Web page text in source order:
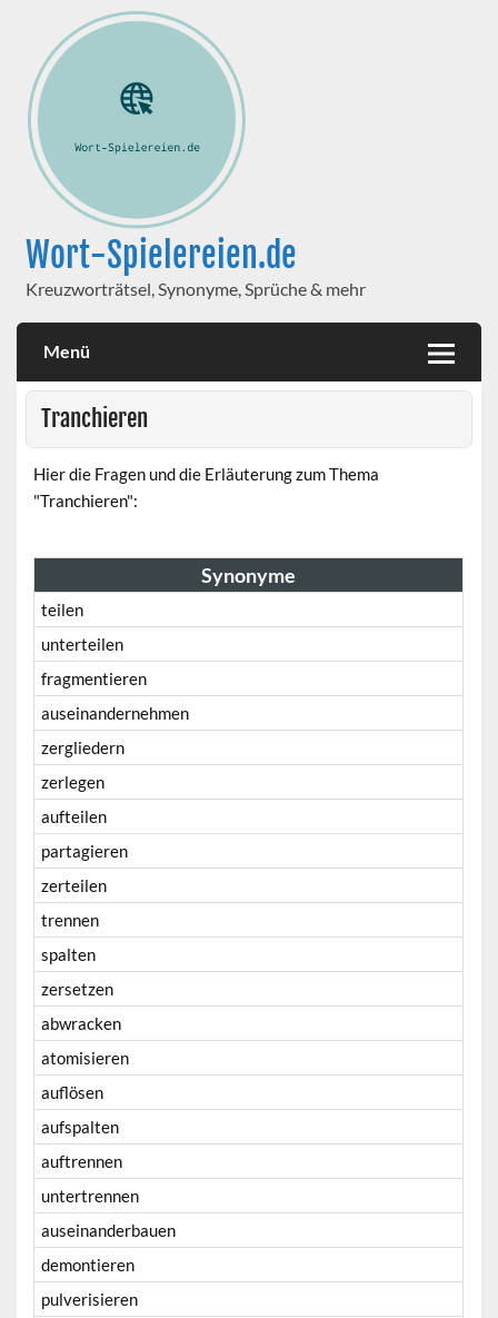
Wort-Spielereien.de
Kreuzworträtsel, Synonyme, Sprüche & mehr
Menü
Tranchieren
Hier die Fragen und die Erläuterung zum Thema
"Tranchieren":
Synonyme
teilen
unterteilen
fragmentieren
auseinandernehmen
zergliedern
zerlegen
aufteilen
partagieren
zerteilen
trennen
spalten
zersetzen
abwracken
atomisieren
auflösen
aufspalten
auftrennen
untertrennen
auseinanderbauen
demontieren
pulverisieren